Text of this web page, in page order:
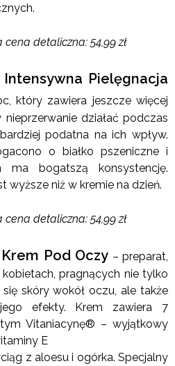
detaliczna: 54,99 zł
Intensywna Pielęgnacja
który zawiera jeszcze więcej
nieprzerwanie działać podczas
podatna na ich wpływ.
o białko pszeniczne i
ma bogatszą konsystencję.
wyższe niż w kremie na dzień.
detaliczna: 54,99 zł
Pod Oczy – preparat,
pragnących nie tylko
skóry wokół oczu, ale także
efekty. Krem zawiera 7
Vitaniacynę® – wyjątkowy
E
z aloesu i ogórka. Specjalny